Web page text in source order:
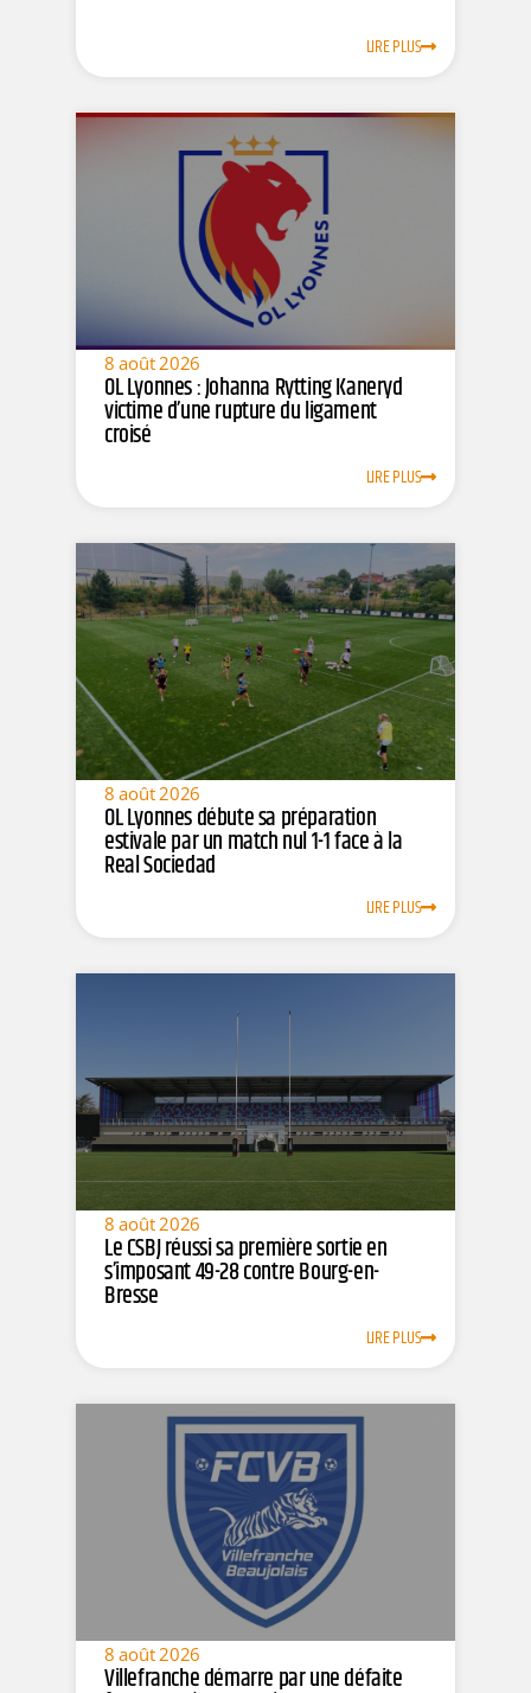
LIRE PLUS
8 août 2026
OL Lyonnes : Johanna Rytting Kaneryd
victime d’une rupture du ligament
croisé
LIRE PLUS
8 août 2026
OL Lyonnes débute sa préparation
estivale par un match nul 1-1 face à la
Real Sociedad
LIRE PLUS
8 août 2026
Le CSBJ réussi sa première sortie en
s’imposant 49-28 contre Bourg-en-
Bresse
LIRE PLUS
8 août 2026
Villefranche démarre par une défaite